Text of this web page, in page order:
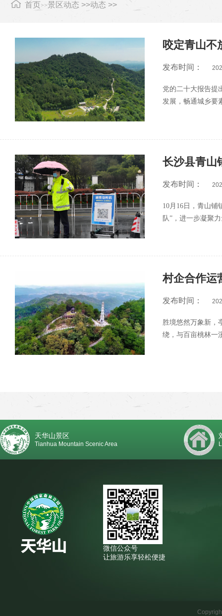
首页>>景区动态 >>动态 >>
咬定青山
发布时间：
党的二十大报告提
发展，畅通城乡要
长沙县青山
发布时间：
10月16日，青山铺
队”，进一步凝聚
村企合作运
发布时间：
胜境悠然万象新，
绕，与百亩桃林一
天华山景区
Tianhua Mountain Scenic Area
微信公众号
让旅游乐享轻松便捷